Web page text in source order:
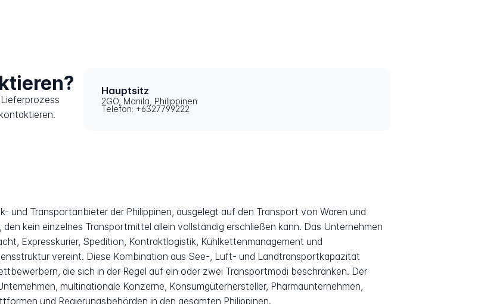
Hauptsitz
2GO, Manila, Philippinen
Telefon: +6327799222
und Transportanbieter der Philippinen, ausgelegt auf den Transport von Waren und
kein einzelnes Transportmittel allein vollständig erschließen kann. Das Unternehmen
Expresskurier, Spedition, Kontraktlogistik, Kühlkettenmanagement und
vereint. Diese Kombination aus See-, Luft- und Landtransportkapazität
die sich in der Regel auf ein oder zwei Transportmodi beschränken. Der
multinationale Konzerne, Konsumgüterhersteller, Pharmaunternehmen,
und Regierungsbehörden in den gesamten Philippinen.